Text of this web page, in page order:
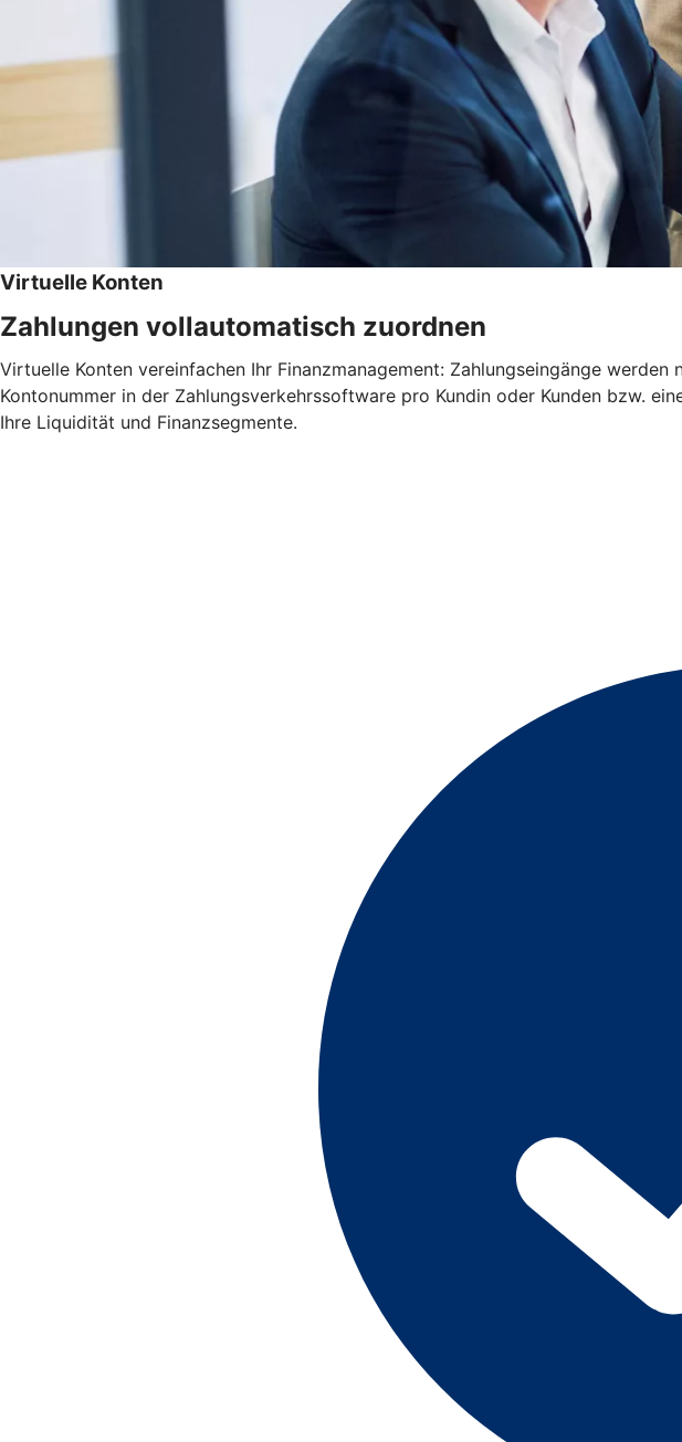
Virtuelle Konten
Zahlungen vollautomatisch zuordnen
Virtuelle Konten vereinfachen Ihr Finanzmanagement: Zahlungseingänge
Kontonummer in der Zahlungsverkehrssoftware pro Kundin oder Kunden bzw.
Ihre Liquidität und Finanzsegmente.